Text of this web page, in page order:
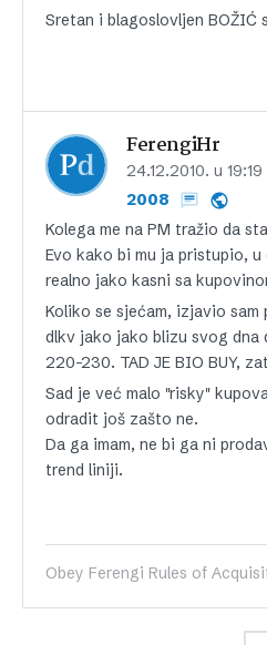
Sretan i blagoslovljen BOŽIĆ
FerengiHr
24.12.2010. u 19:19
2008
Kolega me na PM tražio da
Evo kako bi mu ja pristupio,
realno jako kasni sa
Koliko se sjećam, izjavio sam
dlkv jako jako blizu svog dna
220-230. TAD JE BIO BUY,
Sad je već malo "risky"
odradit još zašto ne.
Da ga imam, ne bi ga ni
trend liniji.
Obey Ferengi Rules of